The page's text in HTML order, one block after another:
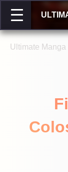
Ultimate Manga